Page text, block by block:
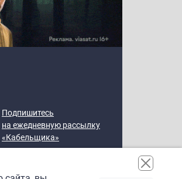
Подпишитесь
на ежедневную рассылку
«Кабельщика»